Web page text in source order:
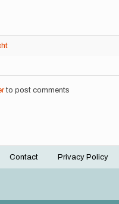
to post comments
Contact Privacy Policy